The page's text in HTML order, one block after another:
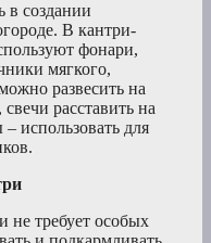
в создании
В кантри-
фонари,
мягкого,
развесить на
расставить на
использовать для
не требует особых